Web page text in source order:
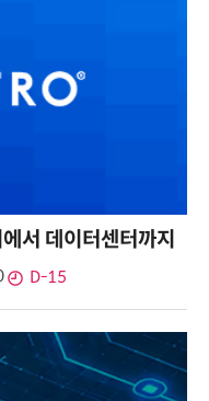
서 데이터센터까지
D-15